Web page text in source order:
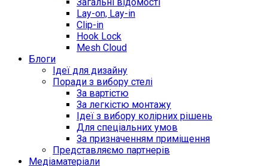
Lay-on, Lay-in
Clip-in
Hook Lock
Mesh Cloud
Блоги
Ідеї для дизайну
Поради з вибору стелі
За вартістю
За легкістю монтажу
Ідеї з вибору колірних рішень
Для спеціальних умов
За призначенням приміщення
Представляємо партнерів
Медіаматеріали